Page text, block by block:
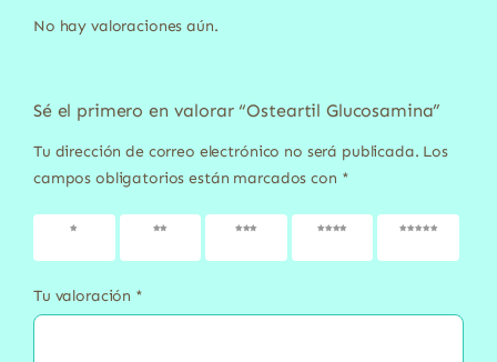
No hay valoraciones aún.
Sé el primero en valorar “Osteartil Glucosamina”
Tu dirección de correo electrónico no será publicada. Los
campos obligatorios están marcados con *
1 de 5
2 de 5
3 de 5
4 de 5
5 de 5
Tu valoración *